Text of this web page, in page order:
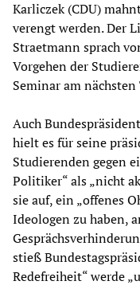
Karliczek (CDU)
verengt werden. Der
Straetmann sprach
Vorgehen der
Seminar am
Auch
hielt es für seine
Studierenden gegen
Politiker“ als „nicht
sie auf, ein „offenes
Ideologen zu haben,
stieß
Redefreiheit“ werde